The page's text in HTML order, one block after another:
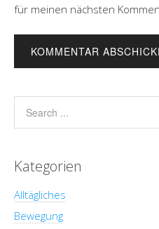
für meinen nächsten
Kategorien
Alltägliches
Bewegung